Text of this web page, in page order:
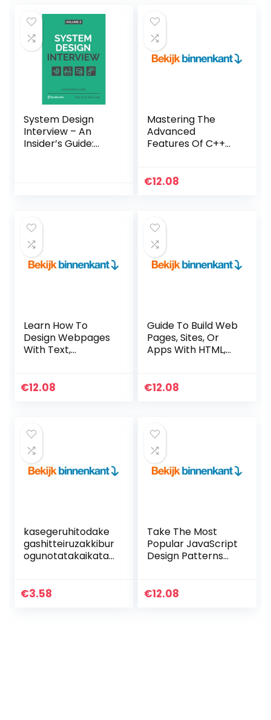
System Design
Interview – An
Insider’s Guide:
Mastering The
Advanced
Features Of C++
€12.08
Learn How To
Design Webpages
With Text,
CSS (English
€12.08
Guide To Build Web
Pages, Sites, Or
Apps With HTML,
editie
€12.08
kasegeruhitodake
gashitteiruzakkibur
ogunotatakaikata:
kuhoudaiyondan
€3.58
Take The Most
Popular JavaScript
Design Patterns
editie
€12.08